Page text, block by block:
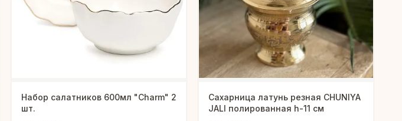
Набор салатников 600мл "Charm" 2
шт.
Сахарница латунь резная CHUNIYA
JALI полированная h-11 см